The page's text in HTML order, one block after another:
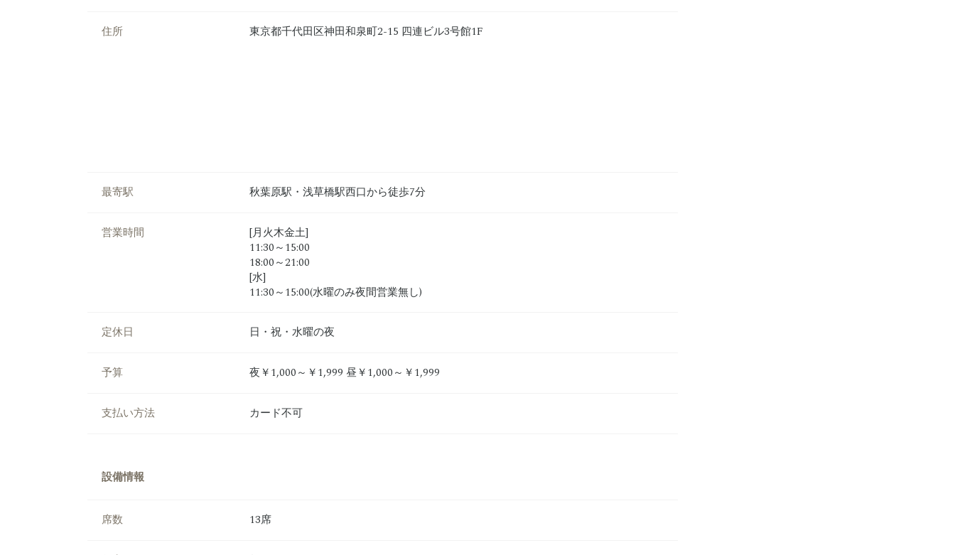
住所 東京都千代田区神田和泉町2-15 四連ビル3号館1F
最寄駅 秋葉原駅・浅草橋駅西口から徒歩7分
営業時間
[月火木金土]
11:30～15:00
18:00～21:00
[水]
11:30～15:00(水曜のみ夜間営業無し)
定休日 日・祝・水曜の夜
予算 夜￥1,000～￥1,999 昼￥1,000～￥1,999
支払い方法 カード不可
設備情報
席数 13席